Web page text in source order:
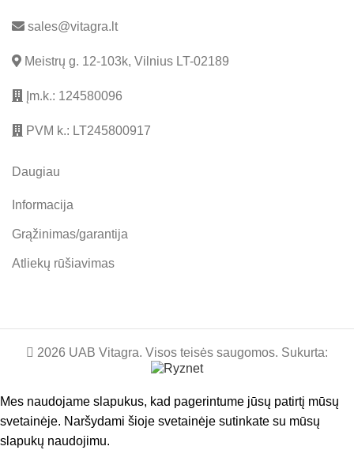
sales@vitagra.lt
Meistrų g. 12-103k, Vilnius LT-02189
Įm.k.: 124580096
PVM k.: LT245800917
Daugiau
Informacija
Grąžinimas/garantija
Atliekų rūšiavimas
2026 UAB Vitagra. Visos teisės saugomos. Sukurta:
Mes naudojame slapukus, kad pagerintume jūsų patirtį mūsų
svetainėje. Naršydami šioje svetainėje sutinkate su mūsų
slapukų naudojimu.